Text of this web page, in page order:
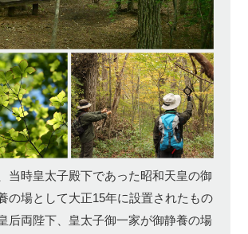
当時皇太子殿下であった昭和天皇の御
の場として大正15年に設置されたもの
后両陛下、皇太子御一家が御静養の場